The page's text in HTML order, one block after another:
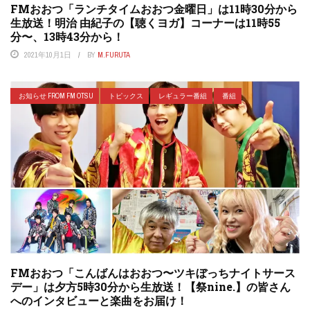
FMおおつ「ランチタイムおおつ金曜日」は11時30分から
生放送！明治 由紀子の【聴くヨガ】コーナーは11時55
分〜、13時43分から！
2021年10月1日 BY M.FURUTA
お知らせ FROM FM OTSU トピックス レギュラー番組 番組
FMおおつ「こんばんはおおつ〜ツキぼっちナイトサース
デー」は夕方5時30分から生放送！【祭nine.】の皆さん
へのインタビューと楽曲をお届け！